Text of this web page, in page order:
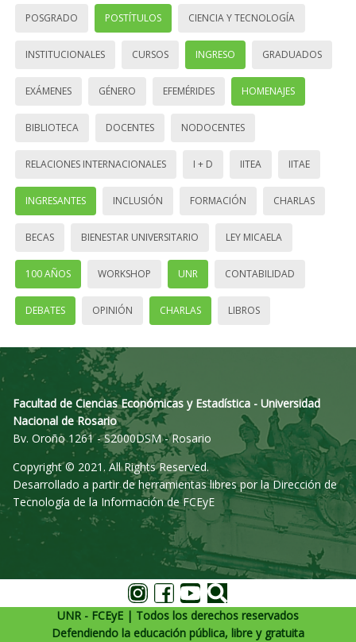
POSGRADO POSTÍTULOS CIENCIA Y TECNOLOGÍA
INSTITUCIONALES CURSOS INGRESO GRADUADOS
EXÁMENES GÉNERO EFEMÉRIDES HOMENAJES
BIBLIOTECA DOCENTES NODOCENTES
RELACIONES INTERNACIONALES I + D IITEA IITAE
INGRESANTES INCLUSIÓN FORMACIÓN CHARLAS
BECAS BIENESTAR UNIVERSITARIO LEY MICAELA
100 AÑOS WORKSHOP UNR CONTABILIDAD
DEBATES OPINIÓN CHARLAS LIBROS
Facultad de Ciencias Económicas y Estadística - Universidad
Nacional de Rosario
Bv. Oroño 1261 - S2000DSM - Rosario
Copyright © 2021. All Rights Reserved.
Desarrollado a partir de herramientas libres por la Dirección de
Tecnología de la Información de FCEyE
UNR - FCEyE | Todos los derechos reservados
Defendiendo la educación pública, libre y gratuita